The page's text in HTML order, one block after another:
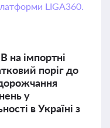
LIGA360.
на імпортні
поріг до
у
в Україні з